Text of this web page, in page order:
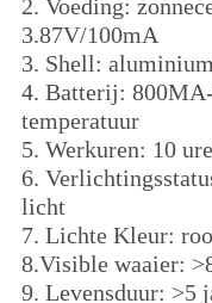
2. Voeding:
3.87V/100mA
3. Shell:
4. Batterij:
temperatuur
5. Werkuren: 10
6.
licht
7. Lichte Kleur:
8.Visible waaier:
9. Levensduur: >5